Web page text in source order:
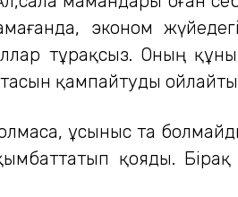
эконом
тұрақсыз. Оның
қампайтуды
ұсыныс та болмайды.
қояды.